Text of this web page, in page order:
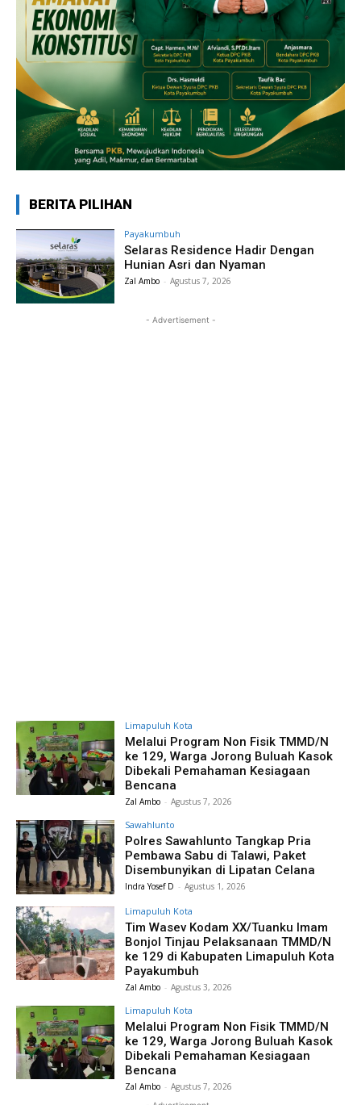
BERITA PILIHAN
Payakumbuh
Selaras Residence Hadir Dengan
Hunian Asri dan Nyaman
Zal Ambo - Agustus 7, 2026
- Advertisement -
Limapuluh Kota
Melalui Program Non Fisik TMMD/N
ke 129, Warga Jorong Buluah Kasok
Dibekali Pemahaman Kesiagaan
Bencana
Zal Ambo - Agustus 7, 2026
Sawahlunto
Polres Sawahlunto Tangkap Pria
Pembawa Sabu di Talawi, Paket
Disembunyikan di Lipatan Celana
Indra Yosef D - Agustus 1, 2026
Limapuluh Kota
Tim Wasev Kodam XX/Tuanku Imam
Bonjol Tinjau Pelaksanaan TMMD/N
ke 129 di Kabupaten Limapuluh Kota
Payakumbuh
Zal Ambo - Agustus 3, 2026
Limapuluh Kota
Melalui Program Non Fisik TMMD/N
ke 129, Warga Jorong Buluah Kasok
Dibekali Pemahaman Kesiagaan
Bencana
Zal Ambo - Agustus 7, 2026